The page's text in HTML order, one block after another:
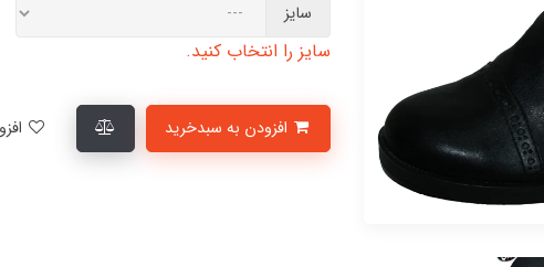
سایز
سایز را انتخاب کنید.